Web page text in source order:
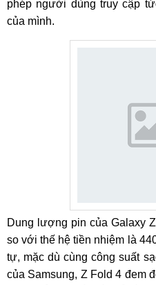
phép người dùng truy cập
của mình.
Dung lượng pin của Galaxy
so với thế hệ tiền nhiệm là
tự, mặc dù cùng công suất
của Samsung, Z Fold 4 đem